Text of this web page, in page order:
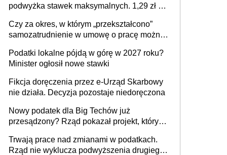
podwyżka stawek maksymalnych. 1,29 zł za
budynków i lokali związanych z
prowadzeniem działalności gospodarczej
Czy za okres, w którym „przekształcono”
samozatrudnienie w umowę o pracę można
umowy cywilnoprawnej jedynym
racjonalnym wyjściem
Podatki lokalne pójdą w górę w 2027 roku?
Minister ogłosił nowe stawki
Fikcja doręczenia przez e-Urząd Skarbowy
nie działa. Decyzja pozostaje niedoręczona
Nowy podatek dla Big Techów już
przesądzony? Rząd pokazał projekt, który
Trwają prace nad zmianami w podatkach.
Rząd nie wyklucza podwyższenia drugiego